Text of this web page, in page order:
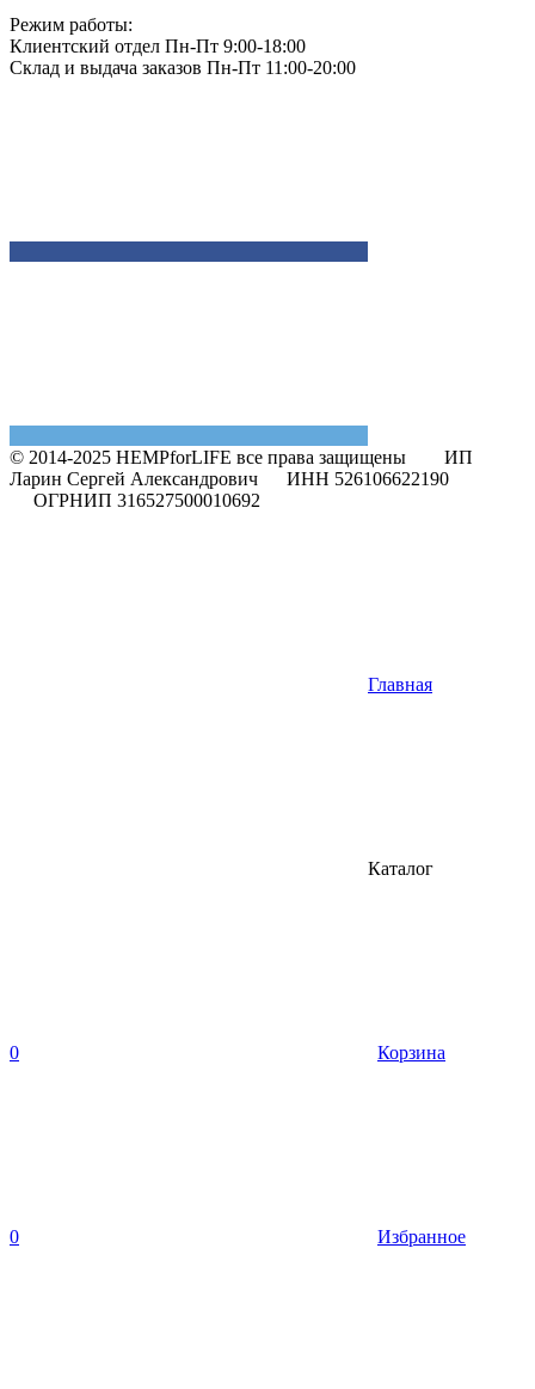
Режим работы:
Клиентский отдел Пн-Пт 9:00-18:00
Склад и выдача заказов Пн-Пт 11:00-20:00
© 2014-2025 HEMPforLIFE все права защищены
ИП
Ларин Сергей Александрович ИНН 526106622190
ОГРНИП 316527500010692
Главная
Каталог
0 Корзина
0 Избранное